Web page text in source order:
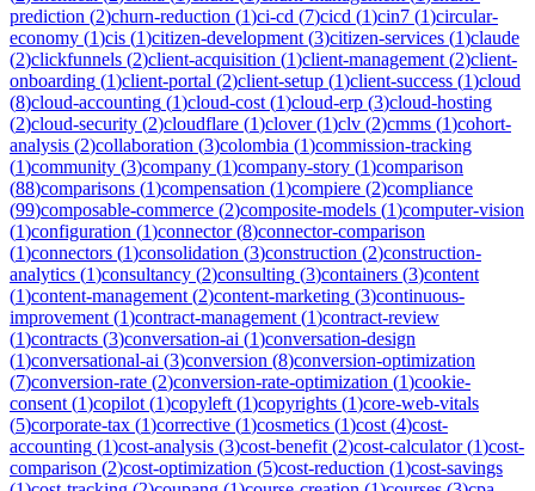
prediction (2)churn-reduction (1)ci-cd (7)cicd (1)cin7 (1)circular-
economy (1)cis (1)citizen-development (3)citizen-services (1)claude
(2)clickfunnels (2)client-acquisition (1)client-management (2)client-
onboarding (1)client-portal (2)client-setup (1)client-success (1)cloud
(8)cloud-accounting (1)cloud-cost (1)cloud-erp (3)cloud-hosting
(2)cloud-security (2)cloudflare (1)clover(1)clv (2)cmms (1)cohort-
analysis (2)collaboration (3)colombia (1)commission-tracking
(1)community (3)company (1)company-story (1)comparison
(88)comparisons (1)compensation (1)compiere (2)compliance
(99)composable-commerce (2)composite-models (1)computer-vision
(1)configuration (1)connector(8)connector-comparison
(1)connectors (1)consolidation (3)construction (2)construction-
analytics (1)consultancy (2)consulting (3)containers (3)content
(1)content-management (2)content-marketing (3)continuous-
improvement (1)contract-management (1)contract-review
(1)contracts (3)conversation-ai (1)conversation-design
(1)conversational-ai (3)conversion (8)conversion-optimization
(7)conversion-rate (2)conversion-rate-optimization (1)cookie-
consent (1)copilot (1)copyleft (1)copyrights (1)core-web-vitals
(5)corporate-tax (1)corrective (1)cosmetics (1)cost (4)cost-
accounting (1)cost-analysis (3)cost-benefit (2)cost-calculator(1)cost-
comparison (2)cost-optimization (5)cost-reduction (1)cost-savings